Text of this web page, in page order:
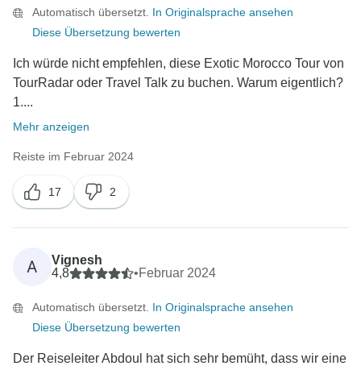
Automatisch übersetzt. In Originalsprache ansehen
Diese Übersetzung bewerten
Ich würde nicht empfehlen, diese Exotic Morocco Tour von
TourRadar oder Travel Talk zu buchen. Warum eigentlich?
1....
Mehr anzeigen
Reiste im Februar 2024
17 2
A
Vignesh
4,8
•Februar 2024
Automatisch übersetzt. In Originalsprache ansehen
Diese Übersetzung bewerten
Der Reiseleiter Abdoul hat sich sehr bemüht, dass wir eine